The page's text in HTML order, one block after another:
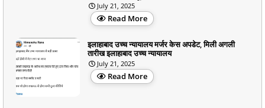
July 21, 2025
Read More
इलाहाबाद उच्च न्यायालय मर्जर केस अपडेट, मिली अगली
तारीख इलाहाबाद उच्च न्यायालय
July 21, 2025
Read More